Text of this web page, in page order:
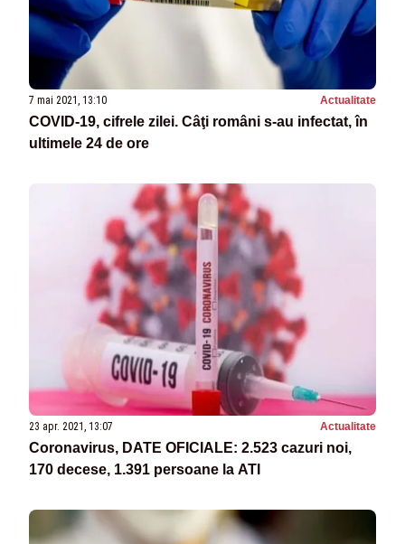
7 mai 2021, 13:10 Actualitate
COVID-19, cifrele zilei. Câţi români s-au infectat, în
ultimele 24 de ore
23 apr. 2021, 13:07 Actualitate
Coronavirus, DATE OFICIALE: 2.523 cazuri noi,
170 decese, 1.391 persoane la ATI